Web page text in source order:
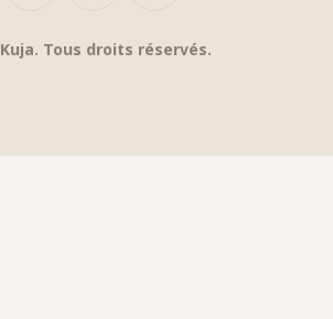
Kuja. Tous droits réservés.